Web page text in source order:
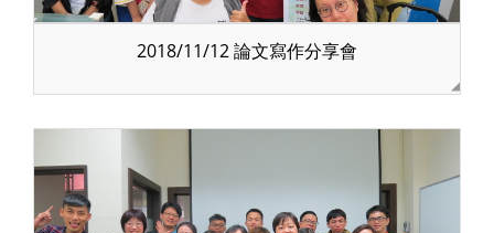
2018/11/12 論文寫作分享會